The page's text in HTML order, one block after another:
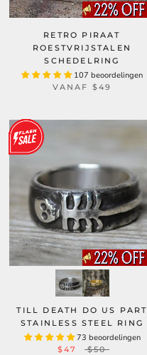
RETRO PIRAAT
ROESTVRIJSTALEN
SCHEDELRING
107 beoordelingen
VANAF $49
TILL DEATH DO US PART
STAINLESS STEEL RING
73 beoordelingen
$47 $50